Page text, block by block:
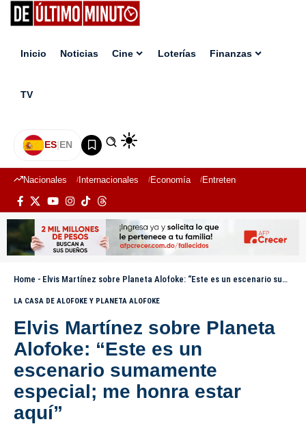
Inicio Noticias Cine Loterías Finanzas
TV
ES|EN
Nacionales Internacionales Economía Entretenimiento
Home - Elvis Martínez sobre Planeta Alofoke: “Este es un escenario sumamente especial; me honra estar aquí”
LA CASA DE ALOFOKE Y PLANETA ALOFOKE
Elvis Martínez sobre Planeta
Alofoke: “Este es un
escenario sumamente
especial; me honra estar
aquí”